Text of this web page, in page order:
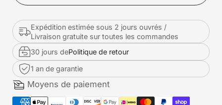
Expédition estimée sous 2 jours ouvrés /
Livraison gratuite sur toutes les commandes
30 jours dePolitique de retour
1 an de garantie
Moyens de paiement